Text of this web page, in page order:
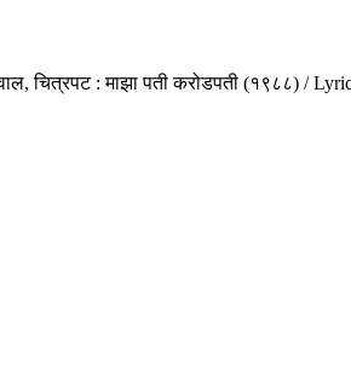
चित्रपट : माझा पती करोडपती (१९८८) /